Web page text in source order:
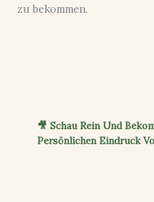
zu bekommen.
🎥 Schau Rein Und
Persönlichen Eindruck